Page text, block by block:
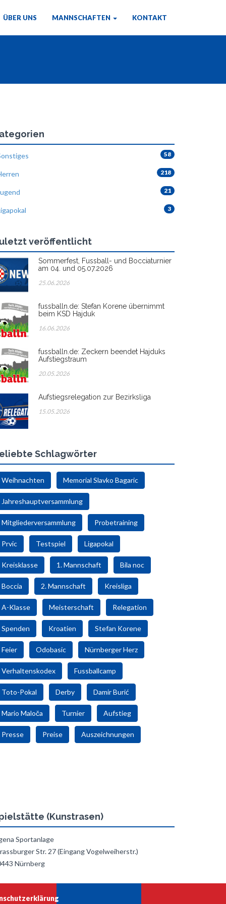
ÜBER UNS MANNSCHAFTEN KONTAKT
58
218
21
3
veröffentlicht
Sommerfest, Fussball- und Bocciaturnier
am 04. und 05.07.2026
25.06.2026
fussballn.de: Stefan Korene übernimmt
beim KSD Hajduk
16.06.2026
fussballn.de: Zeckern beendet Hajduks
Aufstiegstraum
20.05.2026
Aufstiegsrelegation zur Bezirksliga
15.05.2026
Schlagwörter
Weihnachten Memorial Slavko Bagaric
Jahreshauptversammlung
Mitgliederversammlung Probetraining
Prvic Testspiel Ligapokal
Kreisklasse 1. Mannschaft Bila noc
Boccia 2. Mannschaft Kreisliga
A-Klasse Meisterschaft Relegation
Spenden Kroatien Stefan Korene
Feier Odobasic Nürnberger Herz
Verhaltenskodex Fussballcamp
Toto-Pokal Derby Damir Burić
Mario Maloča Turnier Aufstieg
Presse Preise Auszeichnungen
(Kunstrasen)
Sportanlage
Str. 27 (Eingang Vogelweiherstr.)
Nürnberg